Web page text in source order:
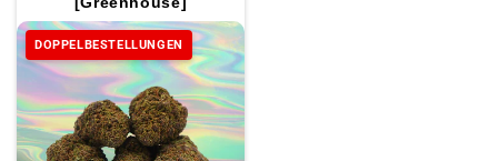
DOPPELBESTELLUNGEN